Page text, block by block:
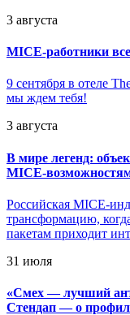
3 августа
MICE-работники
9 сентября в отеле
мы ждем тебя!
3 августа
В мире легенд:
MICE-
Российская MICE-
трансформацию,
пакетам приходит
31 июля
«Смех — лучший
Стендап — о